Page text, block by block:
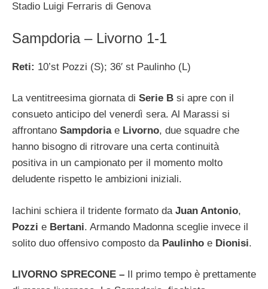
Stadio Luigi Ferraris di Genova
Sampdoria – Livorno 1-1
Reti: 10’st Pozzi (S); 36′ st Paulinho (L)
La ventitreesima giornata di Serie B si apre con il
consueto anticipo del venerdì sera. Al Marassi si
affrontano Sampdoriae Livorno, due squadre che
hanno bisogno di ritrovare una certa continuità
positiva in un campionato per il momento molto
deludente rispetto le ambizioni iniziali.
Iachini schiera il tridente formato da Juan Antonio,
Pozzi e Bertani. Armando Madonna sceglie invece il
solito duo offensivo composto da Paulinho e Dionisi.
LIVORNO SPRECONE – Il primo tempo è prettamente